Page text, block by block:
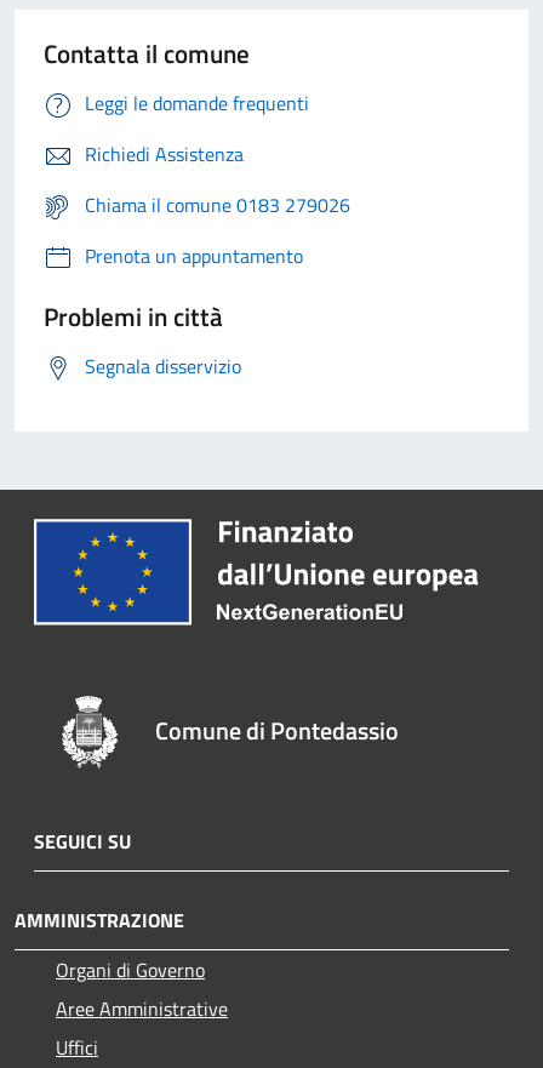
Contatta il comune
Leggi le domande frequenti
Richiedi Assistenza
Chiama il comune 0183 279026
Prenota un appuntamento
Problemi in città
Segnala disservizio
Comune di Pontedassio
SEGUICI SU
AMMINISTRAZIONE
Organi di Governo
Aree Amministrative
Uffici